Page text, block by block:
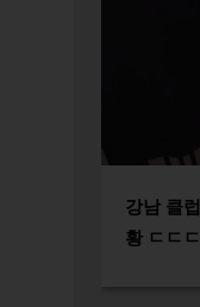
강남 클
황 ㄷㄷㄷ